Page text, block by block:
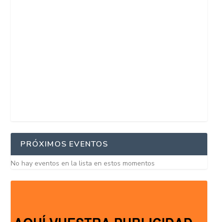
PRÓXIMOS EVENTOS
No hay eventos en la lista en estos momentos